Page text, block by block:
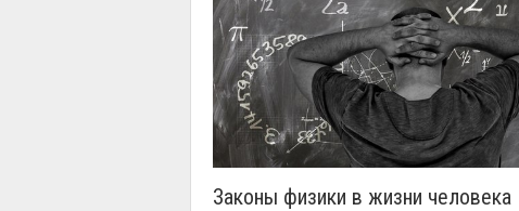
Законы физики в жизни человека